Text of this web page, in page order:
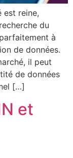
est reine,
du
à
de données.
il peut
de données
[…]
et